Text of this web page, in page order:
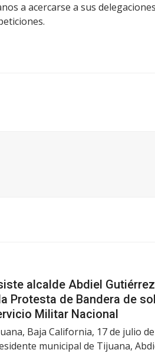
a acercarse a sus
alcalde Abdiel
Protesta de Bandera de
Militar Nacional
Baja California, 17 de julio de
municipal de Tijuana,